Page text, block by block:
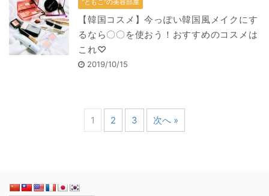
"ともこ"の美容部屋
【韓国コスメ】今っぽい韓国風メイクにす
るなら〇〇を使おう！おすすめのコスメは
これ♡
2019/10/15
1 2 3 次へ »